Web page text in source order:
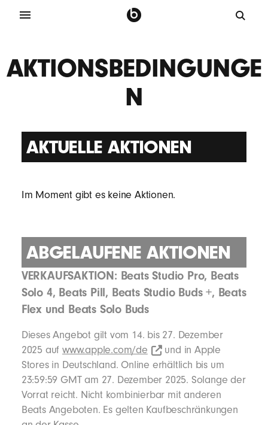
AKTIONSBEDINGUNGE
N
AKTUELLE AKTIONEN
Im Moment gibt es keine Aktionen.
ABGELAUFENE AKTIONEN
VERKAUFSAKTION: Beats Studio Pro, Beats
Solo 4, Beats Pill, Beats Studio Buds +, Beats
Flex und Beats Solo Buds
Dieses Angebot gilt vom 14. bis 27. Dezember
2025 aufwww.apple.com/de
und in Apple
Stores in Deutschland. Online erhältlich bis um
23:59:59 GMT am 27. Dezember 2025. Solange der
Vorrat reicht. Nicht kombinierbar mit anderen
Beats Angeboten. Es gelten Kaufbeschränkungen